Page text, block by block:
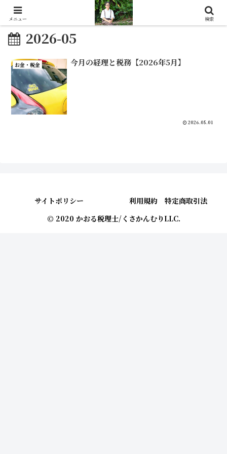
2026-05
お金・税金 今月の経理と税務【2026年5月】
2026.05.01
サイトポリシー
利用規約 特定商取引法
© 2020 かおる税理士/くさかんむりLLC.
メニュー 検索